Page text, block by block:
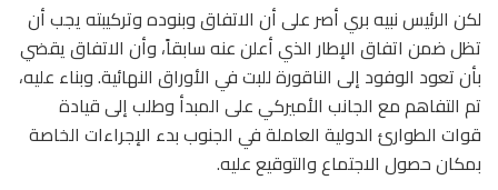
لكن الرئيس نبيه بري أصر على أن الاتفاق وبنوده وتركيبته يجب أن
تظل ضمن اتفاق الإطار الذي أعلن عنه سابقاً، وأن الاتفاق يقضي
بأن تعود الوفود إلى الناقورة للبت في الأوراق النهائية. وبناء عليه،
تم التفاهم مع الجانب الأميركي على المبدأ وطلب إلى قيادة
قوات الطوارئ الدولية العاملة في الجنوب بدء الإجراءات الخاصة
بمكان حصول الاجتماع والتوقيع عليه.